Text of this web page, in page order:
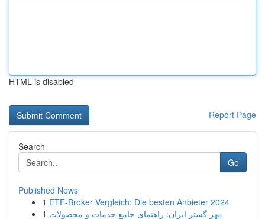
HTML is disabled
Report Page
Search
Go
Published News
1 ETF-Broker Vergleich: Die besten Anbieter 2024
1 مهر گستر ایران: راهنمای جامع خدمات و محصولات